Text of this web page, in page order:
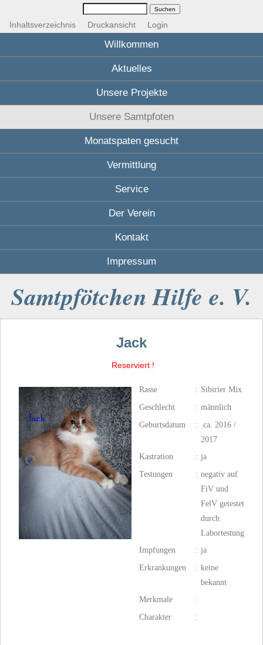
Inhaltsverzeichnis Druckansicht Login
Willkommen
Aktuelles
Unsere Projekte
Unsere Samtpfoten
Monatspaten gesucht
Vermittlung
Service
Der Verein
Kontakt
Impressum
Samtpfötchen Hilfe e. V.
Jack
Reserviert !
Rasse : Sibirier Mix
Geschlecht
: männlich
Geburtsdatum
:
ca. 2016 /
2017
Kastration
: ja
Testungen
: negativ auf
FiV und
FelV getestet
durch
Labortestung
Impfungen
: ja
Erkrankungen
: keine
bekannt
Merkmale
:
Charakter
: